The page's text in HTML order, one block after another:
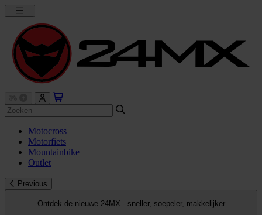
Motocross
Motorfiets
Mountainbike
Outlet
Previous
Ontdek de nieuwe 24MX - sneller, soepeler, makkelijker